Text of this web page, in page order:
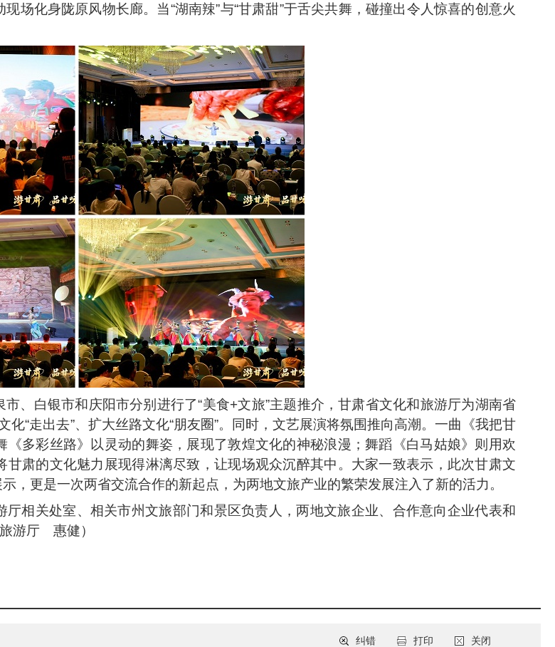
场化身陇原风物长廊。当“湖南辣”与“甘肃甜”于舌尖共舞，碰撞出令人惊喜的创意火
、白银市和庆阳市分别进行了“美食+文旅”主题推介，甘肃省文化和旅游厅为湖南省
“走出去”、扩大丝路文化“朋友圈”。同时，文艺展演将氛围推向高潮。一曲《我把甘
多彩丝路》以灵动的舞姿，展现了敦煌文化的神秘浪漫；舞蹈《白马姑娘》则用欢
肃的文化魅力展现得淋漓尽致，让现场观众沉醉其中。大家一致表示，此次甘肃文
，更是一次两省交流合作的新起点，为两地文旅产业的繁荣发展注入了新的活力。
相关处室、相关市州文旅部门和景区负责人，两地文旅企业、合作意向企业代表和
游厅 惠健）
关闭
打印
纠错